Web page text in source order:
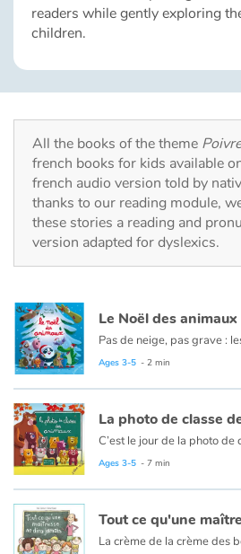
Awards
Home
Tales and classics in french
Fable, myth, literature and poetry
Princesses and princes, kings,
Ogres, monsters and witches
Ecology, nature, seasons
Travel, epic, investigation,
Around the world
Learning
readers while gently exploring
children.
All the books of the theme
french books for kids available
french audio version told by
thanks to our reading module,
these stories a reading and
version adapted for dyslexics.
Le Noël des animaux
Ages 3-5 - 2 min
La photo de classe
Ages 3-5 - 7 min